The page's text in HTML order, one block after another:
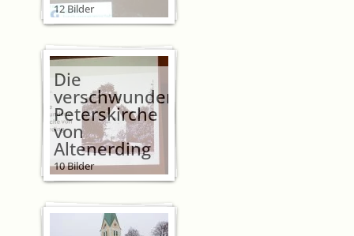
12 Bilder
Die
verschwundene
Peterskirche
von
Altenerding
10 Bilder